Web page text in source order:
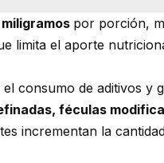
por porción,
limita el aporte
consumo de aditivos y
féculas
incrementan la